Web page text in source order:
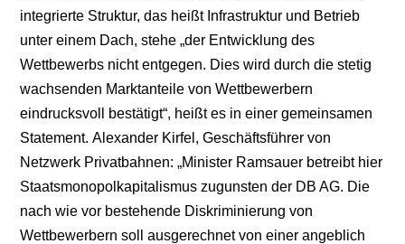
integrierte Struktur, das heißt Infrastruktur und Betrieb
unter einem Dach, stehe „der Entwicklung des
Wettbewerbs nicht entgegen. Dies wird durch die stetig
wachsenden Marktanteile von Wettbewerbern
eindrucksvoll bestätigt“, heißt es in einer gemeinsamen
Statement.Alexander Kirfel, Geschäftsführer von
Netzwerk Privatbahnen: „Minister Ramsauer betreibt hier
Staatsmonopolkapitalismus zugunsten der DB AG. Die
nach wie vor bestehende Diskriminierung von
Wettbewerbern soll ausgerechnet von einer angeblich